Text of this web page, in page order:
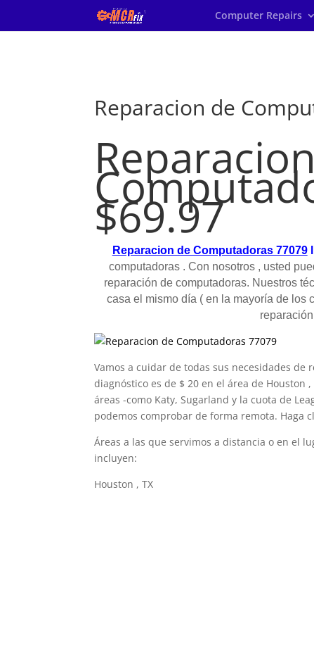
Computer Repairs
Reparacion de
$69.97
Reparacion de Computadoras 77079
computadoras . Con nosotros , usted
reparación de computadoras. Nuestros
casa el mismo día ( en la mayoría de los
Vamos a cuidar de todas sus necesidades
diagnóstico es de $ 20 en el área de Houston
áreas -como Katy, Sugarland y la cuota de
podemos comprobar de forma remota. Haga
Áreas a las que servimos a distancia o en el
incluyen:
Houston , TX